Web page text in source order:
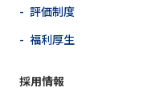
- 評価制度
- 福利厚生
採用情報